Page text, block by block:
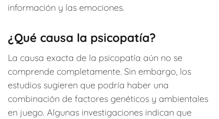
información y las emociones.
¿Qué causa la psicopatía?
La causa exacta de la psicopatía aún no se
comprende completamente. Sin embargo, los
estudios sugieren que podría haber una
combinación de factores genéticos y ambientales
en juego. Algunas investigaciones indican que